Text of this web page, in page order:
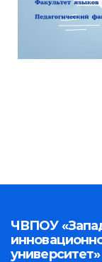
ЧВПОУ
университет»